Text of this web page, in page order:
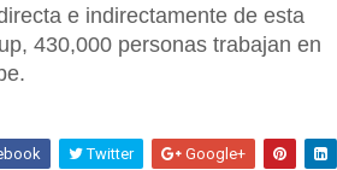
e indirectamente de esta
430,000 personas trabajan en
Twitter Google+